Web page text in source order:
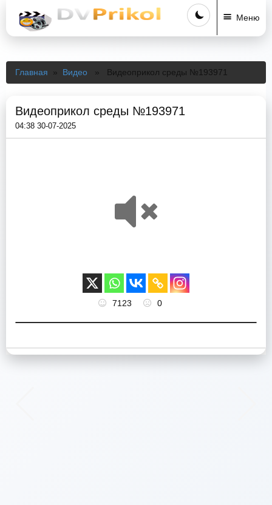
Меню
Главная » Видео » Видеоприкол среды №193971
Видеоприкол среды №193971
04:38 30-07-2025
7123 0